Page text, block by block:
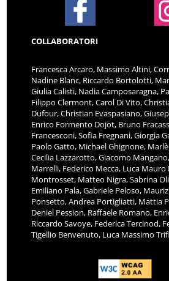
COLLABORATORI
Francesca Arcaro, Massimo Altini,
Nadine Blanc, Riccardo Bortolotti,
Giulia Calisti, Nadia Camposaragna,
Filippo Clermont, Carol Di Vito,
Dufour, Christian Evaspasiano,
Enrico Formento Dojot, Bruno
Francesconi, Sofia Fregnani, Giorgia
Paolo Gatto, Michael Ghignone,
Cecilia Lazzarotto, Giacomo
Marrelli, Federico Mecca, Luca
Montrosset, Matteo Nigra, Sabrina
Emiliano Pala, Gabriele Peloso,
Ponsetto, Andrea Portigliatti, Mattia
Deniel Pession, Raffaele Romano,
Riccardo Savoye, Federica Tercinod,
Tigellio Benvenuto, Luca Massimo